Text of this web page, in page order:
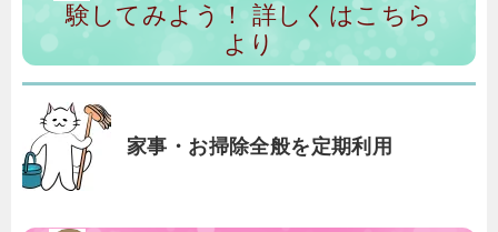
験してみよう！ 詳しくはこちら
より
家事・お掃除全般を定期利用